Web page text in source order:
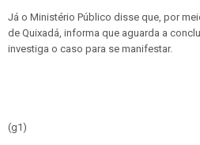
Já o Ministério Público disse que, por
de Quixadá, informa que aguarda a
investiga o caso para se manifestar.
(g1)